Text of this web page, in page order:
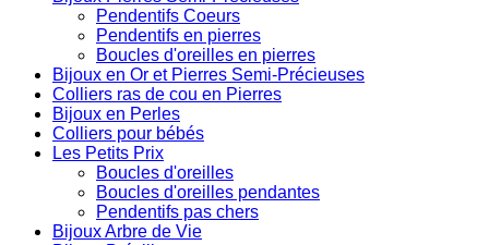
Pendentifs Coeurs
Pendentifs en pierres
Boucles d'oreilles en pierres
Bijoux en Or et Pierres Semi-Précieuses
Colliers ras de cou en Pierres
Bijoux en Perles
Colliers pour bébés
Les Petits Prix
Boucles d'oreilles
Boucles d'oreilles pendantes
Pendentifs pas chers
Bijoux Arbre de Vie